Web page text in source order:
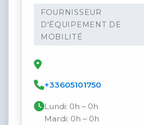
FOURNISSEUR
D'ÉQUIPEMENT DE
MOBILITÉ
+33605101750
Lundi: 0h – 0h
Mardi: 0h – 0h